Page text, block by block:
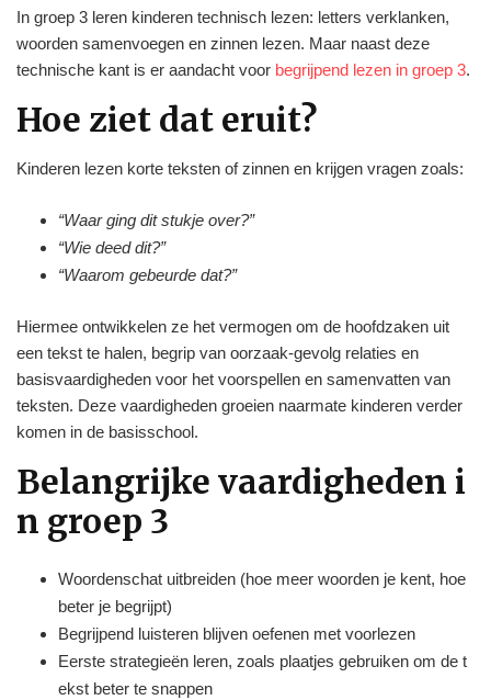
In groep 3 leren kinderen technisch lezen: letters verklanken,
woorden samenvoegen en zinnen lezen. Maar naast deze
technische kant is er aandacht voor begrijpend lezen in groep 3.
Hoe ziet dat eruit?
Kinderen lezen korte teksten of zinnen en krijgen vragen zoals:
“Waar ging dit stukje over?”
“Wie deed dit?”
“Waarom gebeurde dat?”
Hiermee ontwikkelen ze het vermogen om de hoofdzaken uit
een tekst te halen, begrip van oorzaak-gevolg relaties en
basisvaardigheden voor het voorspellen en samenvatten van
teksten. Deze vaardigheden groeien naarmate kinderen verder
komen in de basisschool.
Belangrijke vaardigheden i
n groep 3
Woordenschat uitbreiden (hoe meer woorden je kent, hoe
beter je begrijpt)
Begrijpend luisteren blijven oefenen met voorlezen
Eerste strategieën leren, zoals plaatjes gebruiken om de t
ekst beter te snappen